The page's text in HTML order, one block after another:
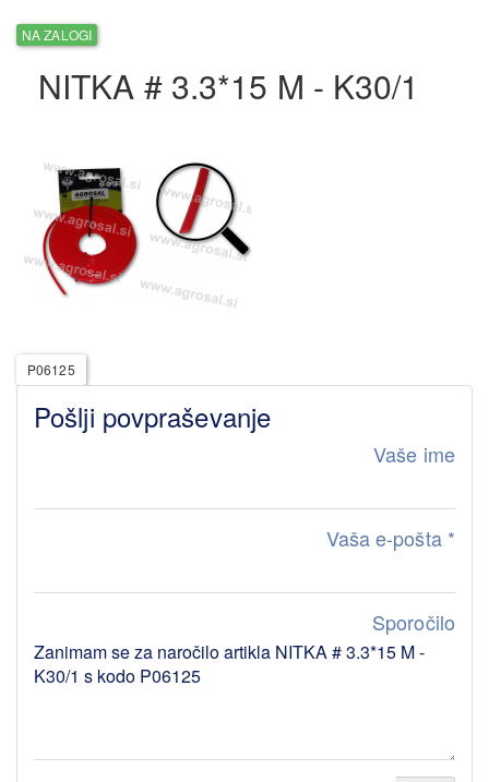
NA ZALOGI
NITKA # 3.3*15 M - K30/1
P06125
Pošlji povpraševanje
Vaše ime
Vaša e-pošta *
Sporočilo